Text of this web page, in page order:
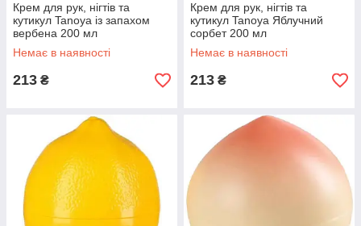
Крем для рук, нігтів та
кутикул Tanoya із запахом
вербена 200 мл
Немає в наявності
213 ₴
Крем для рук, нігтів та
кутикул Tanoya Яблучний
сорбет 200 мл
Немає в наявності
213 ₴